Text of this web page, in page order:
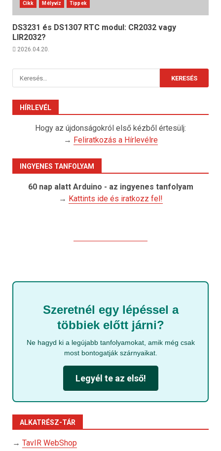
Cikk Mélyvíz Tippek
DS3231 és DS1307 RTC modul: CR2032 vagy
LIR2032?
2026.04.20.
Keresés:
HÍRLEVÉL
Hogy az újdonságokról első kézből értesülj:
→ Feliratkozás a Hírlevélre
INGYENES TANFOLYAM
60 nap alatt Arduino - az ingyenes tanfolyam
→ Kattints ide és iratkozz fel!
Szeretnél egy lépéssel a
többiek előtt járni?
Ne hagyd ki a legújabb tanfolyamokat, amik még csak
most bontogatják szárnyaikat.
Legyél te az első!
ALKATRÉSZ-TÁR
→ TavIR WebShop